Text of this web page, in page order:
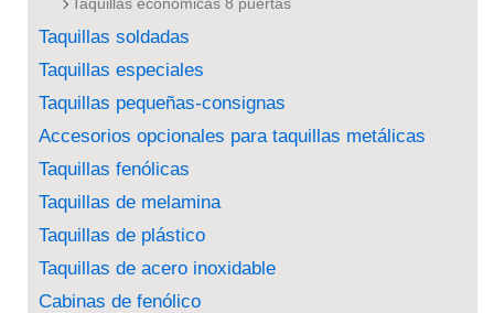
Taquillas soldadas
Taquillas especiales
Taquillas pequeñas-consignas
Accesorios opcionales para taquillas metálicas
Taquillas fenólicas
Taquillas de melamina
Taquillas de plástico
Taquillas de acero inoxidable
Cabinas de fenólico